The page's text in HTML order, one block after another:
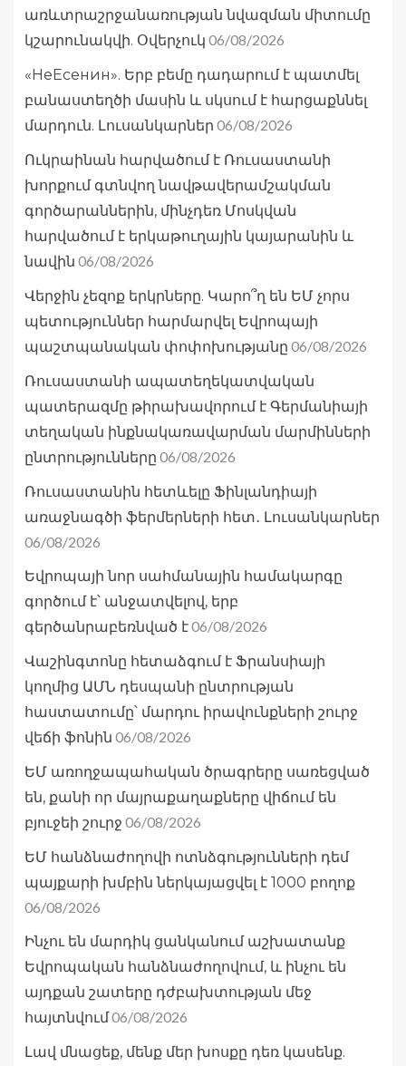
առևտրաշրջանառության նվազման միտումը
կշարունակվի. Օվերչուկ 06/08/2026
«НеЕсенин». Երբ բեմը դադարում է պատմել
բանաստեղծի մասին և սկսում է հարցաքննել
մարդուն. Լուսանկարներ 06/08/2026
Ուկրաինան հարվածում է Ռուսաստանի
խորքում գտնվող նավթավերամշակման
գործարաններին, մինչդեռ Մոսկվան
հարվածում է երկաթուղային կայարանին և
նավին 06/08/2026
Վերջին չեզոք երկրները. Կարո՞ղ են ԵՄ չորս
պետություններ հարմարվել Եվրոպայի
պաշտպանական փոփոխությանը 06/08/2026
Ռուսաստանի ապատեղեկատվական
պատերազմը թիրախավորում է Գերմանիայի
տեղական ինքնակառավարման մարմինների
ընտրությունները 06/08/2026
Ռուսաստանին հետևելը Ֆինլանդիայի
առաջնագծի ֆերմերների հետ․ Լուսանկարներ
06/08/2026
Եվրոպայի նոր սահմանային համակարգը
գործում է՝ անջատվելով, երբ
գերծանրաբեռնված է06/08/2026
Վաշինգտոնը հետաձգում է Ֆրանսիայի
կողմից ԱՄՆ դեսպանի ընտրության
հաստատումը՝ մարդու իրավունքների շուրջ
վեճի ֆոնին 06/08/2026
ԵՄ առողջապահական ծրագրերը սառեցված
են, քանի որ մայրաքաղաքները վիճում են
բյուջեի շուրջ 06/08/2026
ԵՄ հանձնաժողովի ոտնձգությունների դեմ
պայքարի խմբին ներկայացվել է 1000 բողոք
06/08/2026
Ինչու են մարդիկ ցանկանում աշխատանք
Եվրոպական հանձնաժողովում, և ինչու են
այդքան շատերը դժբախտության մեջ
հայտնվում06/08/2026
Լավ մնացեք, մենք մեր խոսքը դեռ կասենք.